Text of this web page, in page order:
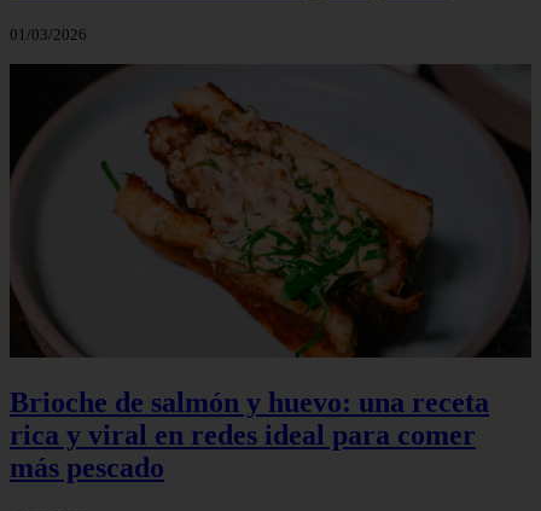
01/03/2026
Brioche de salmón y huevo: una receta
rica y viral en redes ideal para comer
más pescado